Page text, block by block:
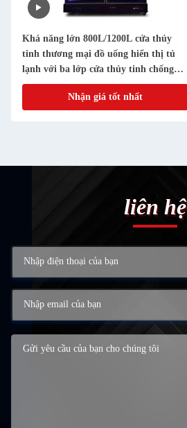
Khả năng lớn 800L/1200L cửa thủy
tinh thương mại đồ uống hiển thị tủ
lạnh với ba lớp cửa thủy tinh chống
sương mù và hệ thống làm mát bằng
không khí thông minh
Nhận giá tốt nhất
liên hệ